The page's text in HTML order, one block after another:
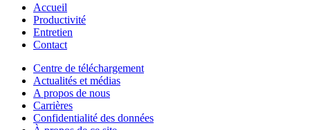
Accueil
Productivité
Entretien
Contact
Centre de téléchargement
Actualités et médias
A propos de nous
Carrières
Confidentialité des données